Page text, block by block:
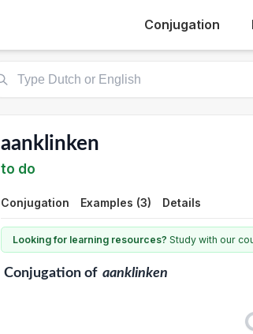
Conjugation
aanklinken
to do
Conjugation Examples (3) Details
Looking for learning resources? Study with our
Conjugationof aanklinken